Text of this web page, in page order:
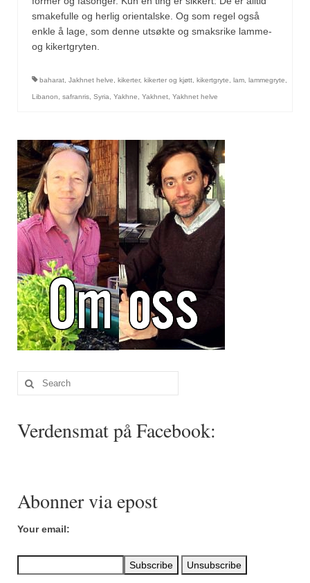
Mirepoix
Ñora
Parisisk pepper
Piment d’Espelette
Purreløk (tørket)
Quatre épices
Rosépepper
Salvie
Sar (bønneurt)
Selleriblader
Smaken av skog
Tomatflak
smakefulle og herlig orientalske. Og som regel også
enkle å lage, som denne utsøkte og smaksrike lamme-
og kikertgryten.
baharat Jakhnet helve kikerter, kikerter og kjøtt kikertgryte lam lammegryte
Libanon safranris Syria Yakhne Yakhnet Yakhnet helve
Search
for:
Verdensmat på Facebook:
Abonner via epost
Your email: